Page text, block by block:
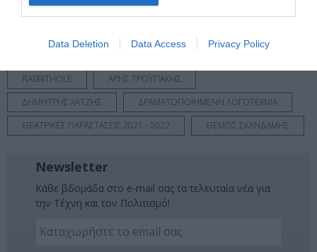
Data Deletion Data Access Privacy Policy
Νέοι Διαγωνισμοί❯
Tags
RABBITHOLE
ΑΡΗΣ ΤΡΟΥΠΑΚΗΣ
ΔΗΜΗΤΡΗΣ ΧΑΤΖΗΣ
ΔΡΑΜΑΤΟΠΟΙΗΜΕΝΗ ΛΟΓΟΤΕΧΝΙΑ
ΘΕΑΤΡΙΚΕΣ ΠΑΡΑΣΤΑΣΕΙΣ 2021 - 2022
ΘΕΜΟΣ ΣΚΑΝΔΑΜΗΣ
Newsletter
Κάθε βδομάδα στο e-mail σας τα τελευταία νέα για
την Τέχνη και τον Πολιτισμό!